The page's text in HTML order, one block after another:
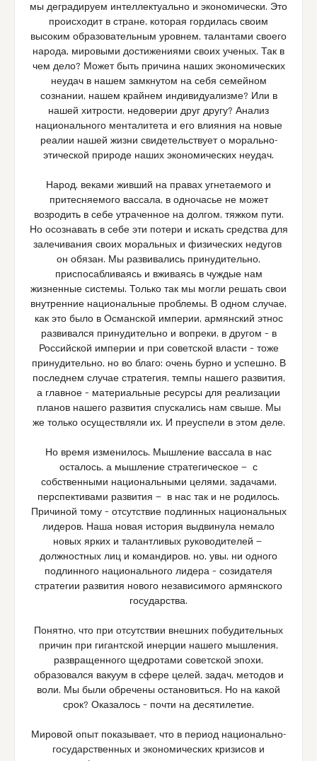
мы деградируем интеллектуально и экономически. Это
происходит в стране, которая гордилась своим
высоким образовательным уровнем, талантами своего
народа, мировыми достижениями своих ученых. Так в
чем дело? Может быть причина наших экономических
неудач в нашем замкнутом на себя семейном
сознании, нашем крайнем индивидуализме? Или в
нашей хитрости, недоверии друг другу? Анализ
национального менталитета и его влияния на новые
реалии нашей жизни свидетельствует о морально-
этической природе наших экономических неудач.
Народ, веками живший на правах угнетаемого и
притесняемого вассала, в одночасье не может
возродить в себе утраченное на долгом, тяжком пути.
Но осознавать в себе эти потери и искать средства для
залечивания своих моральных и физических недугов
он обязан. Мы развивались принудительно,
приспосабливаясь и вживаясь в чуждые нам
жизненные системы. Только так мы могли решать свои
внутренние национальные проблемы. В одном случае,
как это было в Османской империи, армянский этнос
развивался принудительно и вопреки, в другом – в
Российской империи и при советской власти – тоже
принудительно, но во благо: очень бурно и успешно. В
последнем случае стратегия, темпы нашего развития,
а главное – материальные ресурсы для реализации
планов нашего развития спускались нам свыше. Мы
же только осуществляли их. И преуспели в этом деле.
Но время изменилось. Мышление вассала в нас
осталось, а мышление стратегическое — с
собственными национальными целями, задачами,
перспективами развития — в нас так и не родилось.
Причиной тому – отсутствие подлинных национальных
лидеров. Наша новая история выдвинула немало
новых ярких и талантливых руководителей —
должностных лиц и командиров, но, увы, ни одного
подлинного национального лидера – созидателя
стратегии развития нового независимого армянского
государства.
Понятно, что при отсутствии внешних побудительных
причин при гигантской инерции нашего мышления,
развращенного щедротами советской эпохи,
образовался вакуум в сфере целей, задач, методов и
воли. Мы были обречены остановиться. Но на какой
срок? Оказалось – почти на десятилетие.
Мировой опыт показывает, что в период национально-
государственных и экономических кризисов и